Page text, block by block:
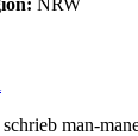
man-